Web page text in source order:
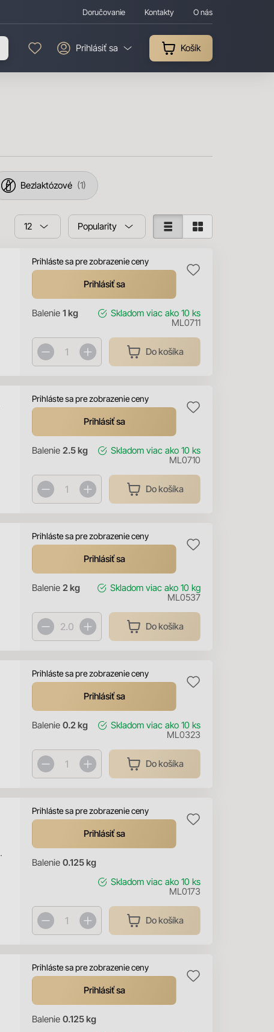
Doručovanie Kontakty O nás
Prihlásiť sa Košík
Bezlaktózové 1
12 Popularity
Prihláste sa pre zobrazenie ceny
Prihlásiť sa
Balenie 1 kg Skladom viac ako 10 ks
ML0711
Do košíka
Prihláste sa pre zobrazenie ceny
Prihlásiť sa
Balenie 2.5 kg Skladom viac ako 10 ks
ML0710
Do košíka
Prihláste sa pre zobrazenie ceny
Prihlásiť sa
Balenie 2 kg Skladom viac ako 10 kg
ML0537
Do košíka
Prihláste sa pre zobrazenie ceny
Prihlásiť sa
Balenie 0.2 kg Skladom viac ako 10 ks
ML0323
Do košíka
Prihláste sa pre zobrazenie ceny
Prihlásiť sa
Balenie 0.125 kg
Skladom viac ako 10 ks
ML0173
Do košíka
Prihláste sa pre zobrazenie ceny
Prihlásiť sa
Balenie 0.125 kg